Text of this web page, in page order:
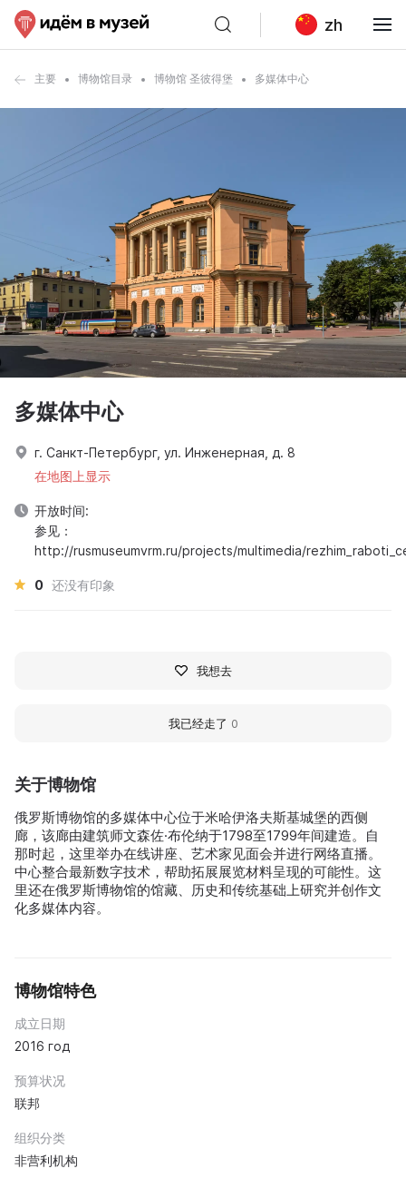
zh
主要 博物馆目录 博物馆 圣彼得堡 多媒体中心
关于博物馆
俄罗斯博物馆的多媒体中心位于米哈伊洛夫斯基城堡的西侧
廊，该廊由建筑师文森佐·布伦纳于1798至1799年间建造。自
那时起，这里举办在线讲座、艺术家见面会并进行网络直播。
中心整合最新数字技术，帮助拓展展览材料呈现的可能性。这
里还在俄罗斯博物馆的馆藏、历史和传统基础上研究并创作文
化多媒体内容。
博物馆特色
成立日期
2016 год
预算状况
联邦
组织分类
非营利机构
多媒体中心
г. Санкт-Петербург, ул. Инженерная, д. 8
在地图上显示
开放时间:
参见：
http://rusmuseumvrm.ru/projects/multimedia/
0 还没有印象
我想去
我已经走了 0